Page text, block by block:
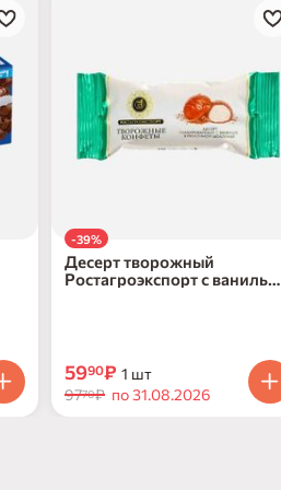
-39%
Десерт творожный
Ростагроэкспорт с ванилью
5990₽ 1 шт
9770₽ по 31.08.2026